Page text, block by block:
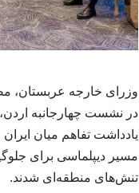
وزرای خارجه عربستان،
در نشست چهارجانبه
یادداشت تفاهم میان ایران
مسیر دیپلماسی برای
تنش‌های منطقه‌ای شدند.